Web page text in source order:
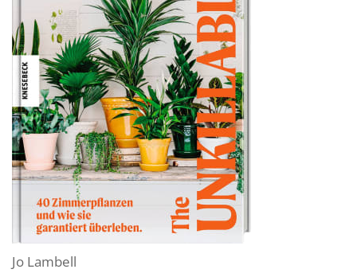
Jo Lambell